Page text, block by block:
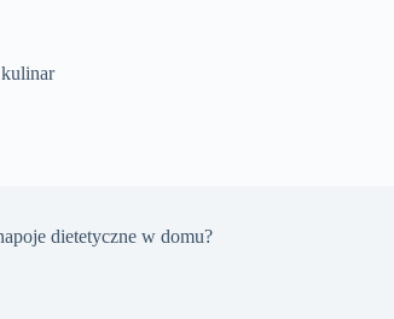
dietetyczne w domu?